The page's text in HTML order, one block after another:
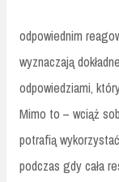
odpowiednim
wyznaczają
odpowiedziami,
Mimo to – wciąż
potrafią
podczas gdy cała